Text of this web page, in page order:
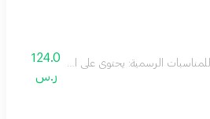
للمناسبات الرسمية: يحتوي على اليوسفي، وزهر
124.0
ر.س